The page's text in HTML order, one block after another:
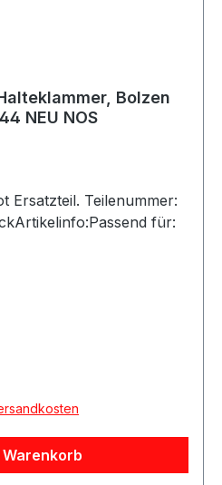
Bolzen
NEU NOS
Ersatzteil. Teilenummer:
für:
Warenkorb